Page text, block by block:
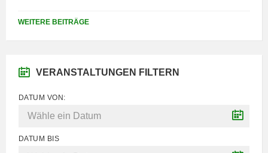
WEITERE BEITRÄGE
VERANSTALTUNGEN FILTERN
DATUM VON:
DATUM BIS